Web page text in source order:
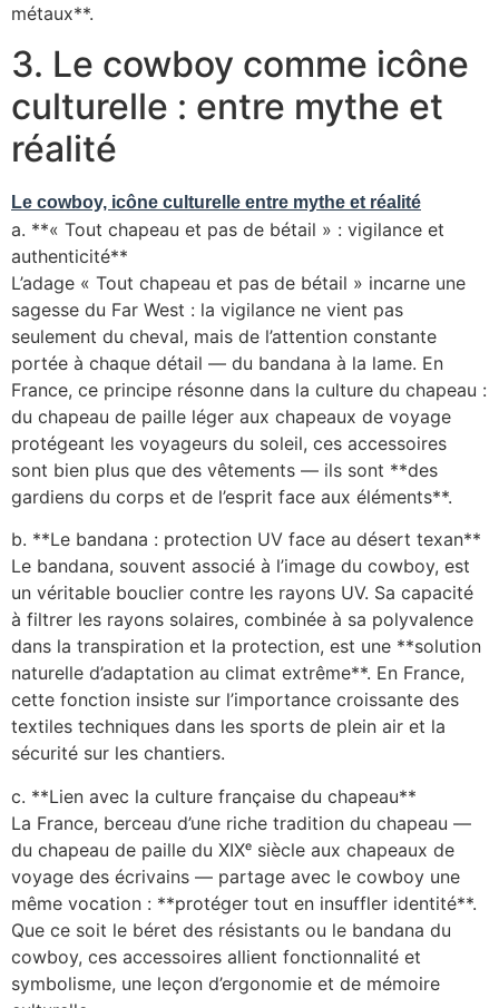
métaux**.
3. Le cowboy comme icône
culturelle : entre mythe et
réalité
Le cowboy, icône culturelle entre mythe et réalité
a. **« Tout chapeau et pas de bétail » : vigilance et
authenticité**
L’adage « Tout chapeau et pas de bétail » incarne une
sagesse du Far West : la vigilance ne vient pas
seulement du cheval, mais de l’attention constante
portée à chaque détail — du bandana à la lame. En
France, ce principe résonne dans la culture du chapeau :
du chapeau de paille léger aux chapeaux de voyage
protégeant les voyageurs du soleil, ces accessoires
sont bien plus que des vêtements — ils sont **des
gardiens du corps et de l’esprit face aux éléments**.
b. **Le bandana : protection UV face au désert texan**
Le bandana, souvent associé à l’image du cowboy, est
un véritable bouclier contre les rayons UV. Sa capacité
à filtrer les rayons solaires, combinée à sa polyvalence
dans la transpiration et la protection, est une **solution
naturelle d’adaptation au climat extrême**. En France,
cette fonction insiste sur l’importance croissante des
textiles techniques dans les sports de plein air et la
sécurité sur les chantiers.
c. **Lien avec la culture française du chapeau**
La France, berceau d’une riche tradition du chapeau —
du chapeau de paille du XIXᵉ siècle aux chapeaux de
voyage des écrivains — partage avec le cowboy une
même vocation : **protéger tout en insuffler identité**.
Que ce soit le béret des résistants ou le bandana du
cowboy, ces accessoires allient fonctionnalité et
symbolisme, une leçon d’ergonomie et de mémoire